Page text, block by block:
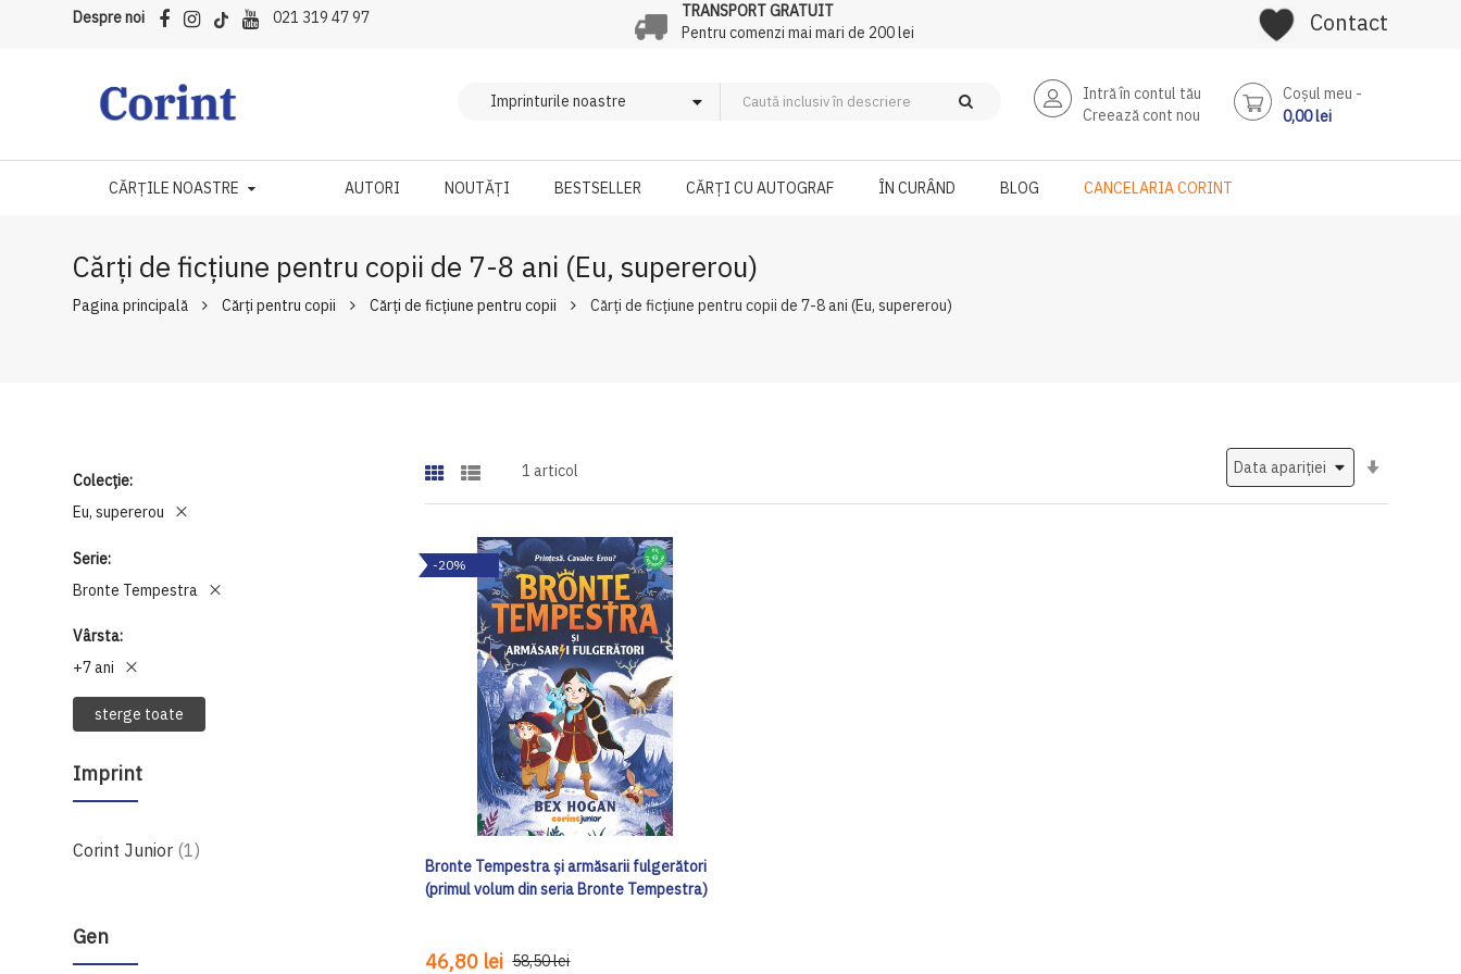
Despre noi 021 319 47 97
TRANSPORT GRATUIT
Pentru comenzi mai mari de 200 lei
Contact
Intră în contul tău
Creează cont nou
Coşul meu
0,00 lei
CĂRȚILE NOASTRE AUTORI NOUTĂȚI BESTSELLER CĂRȚI CU AUTOGRAF ÎN CURÂND BLOG CANCELARIA CORINT
Cărți de ficțiune pentru copii de 7-8 ani (Eu, supererou)
Pagina principală Cărți pentru copii Cărți de ficțiune pentru copii Cărți de ficțiune pentru copii de 7-8 ani (Eu, supererou)
Colecție
Eu, supererou
Serie
Bronte Tempestra
Vârsta
+7 ani
sterge toate
Imprint
Corint Junior 1produs
Gen
1 articol
-20%
Bronte Tempestra și armăsarii fulgerători
(primul volum din seria Bronte Tempestra)
46,80 lei 58,50 lei